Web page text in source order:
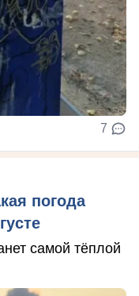
7
погода
самой тёплой